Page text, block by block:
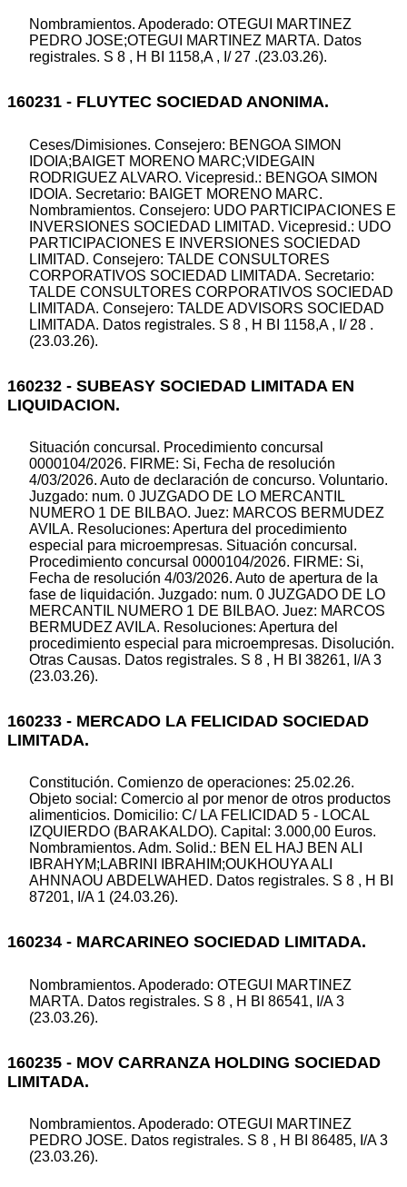
Nombramientos. Apoderado: OTEGUI MARTINEZ
PEDRO JOSE;OTEGUI MARTINEZ MARTA. Datos
registrales. S 8 , H BI 1158,A , I/ 27 .(23.03.26).
160231 - FLUYTEC SOCIEDAD ANONIMA.
Ceses/Dimisiones. Consejero: BENGOA SIMON
IDOIA;BAIGET MORENO MARC;VIDEGAIN
RODRIGUEZ ALVARO. Vicepresid.: BENGOA SIMON
IDOIA. Secretario: BAIGET MORENO MARC.
Nombramientos. Consejero: UDO PARTICIPACIONES E
INVERSIONES SOCIEDAD LIMITAD. Vicepresid.: UDO
PARTICIPACIONES E INVERSIONES SOCIEDAD
LIMITAD. Consejero: TALDE CONSULTORES
CORPORATIVOS SOCIEDAD LIMITADA. Secretario:
TALDE CONSULTORES CORPORATIVOS SOCIEDAD
LIMITADA. Consejero: TALDE ADVISORS SOCIEDAD
LIMITADA. Datos registrales. S 8 , H BI 1158,A , I/ 28 .
(23.03.26).
160232 - SUBEASY SOCIEDAD LIMITADA EN
LIQUIDACION.
Situación concursal. Procedimiento concursal
0000104/2026. FIRME: Si, Fecha de resolución
4/03/2026. Auto de declaración de concurso. Voluntario.
Juzgado: num. 0 JUZGADO DE LO MERCANTIL
NUMERO 1 DE BILBAO. Juez: MARCOS BERMUDEZ
AVILA. Resoluciones: Apertura del procedimiento
especial para microempresas. Situación concursal.
Procedimiento concursal 0000104/2026. FIRME: Si,
Fecha de resolución 4/03/2026. Auto de apertura de la
fase de liquidación. Juzgado: num. 0 JUZGADO DE LO
MERCANTIL NUMERO 1 DE BILBAO. Juez: MARCOS
BERMUDEZ AVILA. Resoluciones: Apertura del
procedimiento especial para microempresas. Disolución.
Otras Causas. Datos registrales. S 8 , H BI 38261, I/A 3
(23.03.26).
160233 - MERCADO LA FELICIDAD SOCIEDAD
LIMITADA.
Constitución. Comienzo de operaciones: 25.02.26.
Objeto social: Comercio al por menor de otros productos
alimenticios. Domicilio: C/ LA FELICIDAD 5 - LOCAL
IZQUIERDO (BARAKALDO). Capital: 3.000,00 Euros.
Nombramientos. Adm. Solid.: BEN EL HAJ BEN ALI
IBRAHYM;LABRINI IBRAHIM;OUKHOUYA ALI
AHNNAOU ABDELWAHED. Datos registrales. S 8 , H BI
87201, I/A 1 (24.03.26).
160234 - MARCARINEO SOCIEDAD LIMITADA.
Nombramientos. Apoderado: OTEGUI MARTINEZ
MARTA. Datos registrales. S 8 , H BI 86541, I/A 3
(23.03.26).
160235 - MOV CARRANZA HOLDING SOCIEDAD
LIMITADA.
Nombramientos. Apoderado: OTEGUI MARTINEZ
PEDRO JOSE. Datos registrales. S 8 , H BI 86485, I/A 3
(23.03.26).